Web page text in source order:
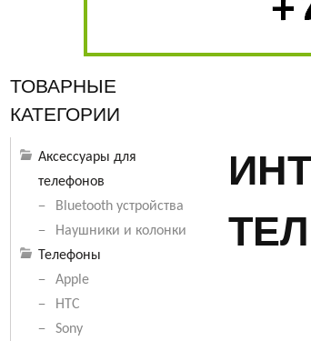
ТОВАРНЫЕ
КАТЕГОРИИ
Аксессуары для
телефоно
Bluetooth устройства
Наушники и колонки
Телефоны
Apple
HTC
Sony